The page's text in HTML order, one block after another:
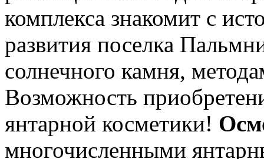
комплекса знакомит с
развития поселка
солнечного камня,
Возможность
янтарной косметики!
многочисленными